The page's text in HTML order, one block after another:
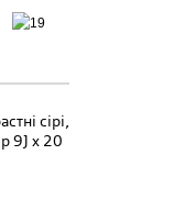
сірі,
9J x 20